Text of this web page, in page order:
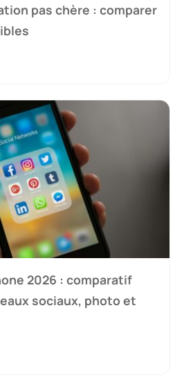
pas chère : comparer
2026 : comparatif
sociaux, photo et